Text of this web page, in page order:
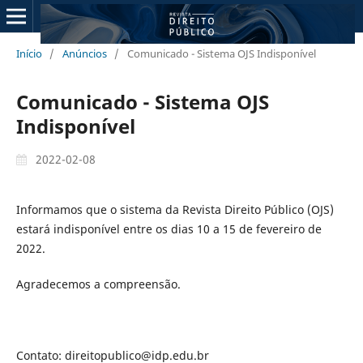
Início / Anúncios / Comunicado - Sistema OJS Indisponível
Comunicado - Sistema OJS
Indisponível
2022-02-08
Informamos que o sistema da Revista Direito Público (OJS)
estará indisponível entre os dias 10 a 15 de fevereiro de
2022.
Agradecemos a compreensão.
Contato: direitopublico@idp.edu.br